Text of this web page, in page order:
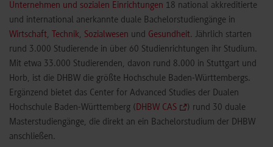
Unternehmen und sozialen Einrichtungen 18 national akkreditierte
und international anerkannte duale Bachelorstudiengänge in
Wirtschaft, Technik, Sozialwesen und Gesundheit. Jährlich starten
rund 3.000 Studierende in über 60 Studienrichtungen ihr Studium.
Mit etwa 33.000 Studierenden, davon rund 8.000 in Stuttgart und
Horb, ist die DHBW die größte Hochschule Baden-Württembergs.
Ergänzend bietet das Center for Advanced Studies der Dualen
Hochschule Baden-Württemberg (DHBW CAS
) rund 30 duale
Masterstudiengänge, die direkt an ein Bachelorstudium der DHBW
anschließen.